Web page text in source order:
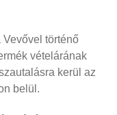
történő
vételárának
kerül az
belül.